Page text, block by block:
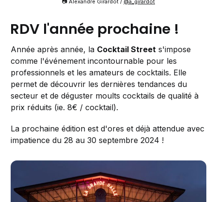
📷 Alexandre Girardot / @a_girardot
RDV l'année prochaine !
Année après année, la Cocktail Street s'impose
comme l'événement incontournable pour les
professionnels et les amateurs de cocktails. Elle
permet de découvrir les dernières tendances du
secteur et de déguster moults cocktails de qualité à
prix réduits (ie. 8€ / cocktail).
La prochaine édition est d'ores et déjà attendue avec
impatience du 28 au 30 septembre 2024 !